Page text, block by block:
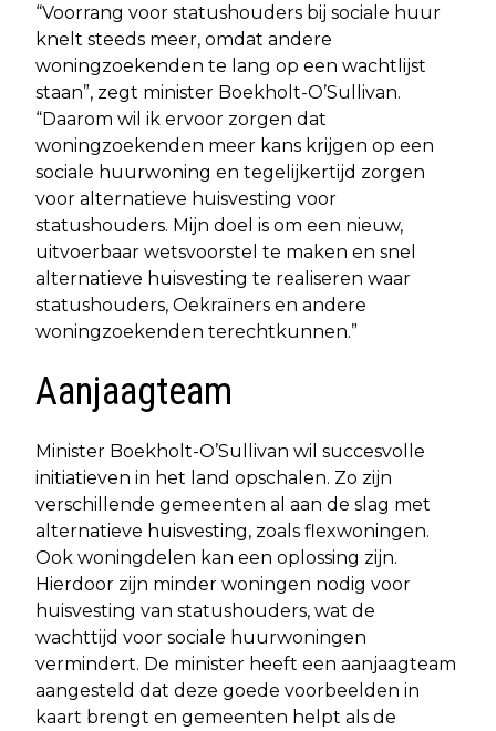
“Voorrang voor statushouders bij sociale huur
knelt steeds meer, omdat andere
woningzoekenden te lang op een wachtlijst
staan”, zegt minister Boekholt-O’Sullivan.
“Daarom wil ik ervoor zorgen dat
woningzoekenden meer kans krijgen op een
sociale huurwoning en tegelijkertijd zorgen
voor alternatieve huisvesting voor
statushouders. Mijn doel is om een nieuw,
uitvoerbaar wetsvoorstel te maken en snel
alternatieve huisvesting te realiseren waar
statushouders, Oekraïners en andere
woningzoekenden terechtkunnen.”
Aanjaagteam
Minister Boekholt-O’Sullivan wil succesvolle
initiatieven in het land opschalen. Zo zijn
verschillende gemeenten al aan de slag met
alternatieve huisvesting, zoals flexwoningen.
Ook woningdelen kan een oplossing zijn.
Hierdoor zijn minder woningen nodig voor
huisvesting van statushouders, wat de
wachttijd voor sociale huurwoningen
vermindert. De minister heeft een aanjaagteam
aangesteld dat deze goede voorbeelden in
kaart brengt en gemeenten helpt als de